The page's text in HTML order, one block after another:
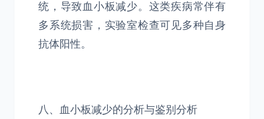
统，导致血小板减少。这类疾病常伴有
多系统损害，实验室检查可见多种自身
抗体阳性。
八、血小板减少的分析与鉴别分析